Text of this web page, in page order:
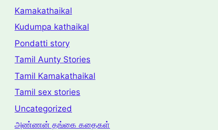
Kamakathaikal
Kudumpa kathaikal
Pondatti story
Tamil Aunty Stories
Tamil Kamakathaikal
Tamil sex stories
Uncategorized
அண்ணன் தங்கை கதைகள்